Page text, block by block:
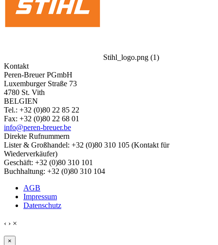
Stihl_logo.png (1)
Kontakt
Peren-Breuer PGmbH
Luxemburger Straße 73
4780 St. Vith
BELGIEN
Tel.: +32 (0)80 22 85 22
Fax: +32 (0)80 22 68 01
info@peren-breuer.be
Direkte Rufnummern
Lister & Großhandel: +32 (0)80 310 105 (Kontakt für
Wiederverkäufer)
Geschäft: +32 (0)80 310 101
Buchhaltung: +32 (0)80 310 104
AGB
Impressum
Datenschutz
‹ › ×
×